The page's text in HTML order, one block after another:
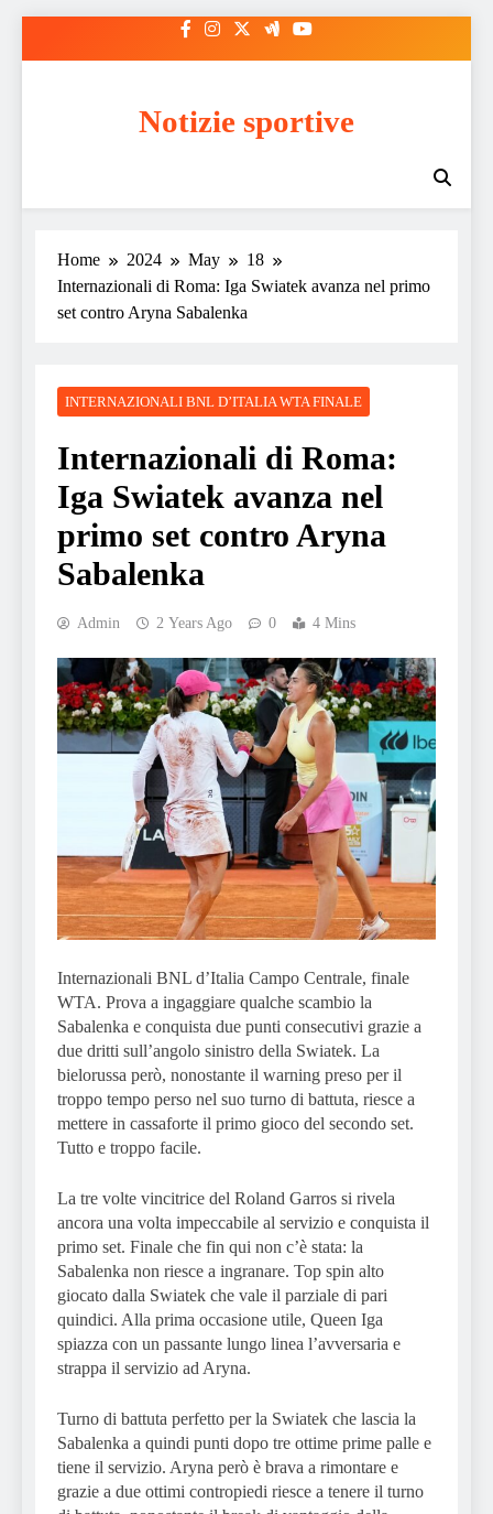
Notizie sportive
Home 2024 May
18
Internazionali di Roma: Iga Swiatek avanza nel primo
set contro Aryna Sabalenka
INTERNAZIONALI BNL D’ITALIA WTA FINALE
Internazionali di Roma:
Iga Swiatek avanza nel
primo set contro Aryna
Sabalenka
Admin 2 Years Ago 0 4 Mins
Internazionali BNL d’Italia Campo Centrale, finale
WTA. Prova a ingaggiare qualche scambio la
Sabalenka e conquista due punti consecutivi grazie a
due dritti sull’angolo sinistro della Swiatek. La
bielorussa però, nonostante il warning preso per il
troppo tempo perso nel suo turno di battuta, riesce a
mettere in cassaforte il primo gioco del secondo set.
Tutto e troppo facile.
La tre volte vincitrice del Roland Garros si rivela
ancora una volta impeccabile al servizio e conquista il
primo set. Finale che fin qui non c’è stata: la
Sabalenka non riesce a ingranare. Top spin alto
giocato dalla Swiatek che vale il parziale di pari
quindici. Alla prima occasione utile, Queen Iga
spiazza con un passante lungo linea l’avversaria e
strappa il servizio ad Aryna.
Turno di battuta perfetto per la Swiatek che lascia la
Sabalenka a quindi punti dopo tre ottime prime palle e
tiene il servizio. Aryna però è brava a rimontare e
grazie a due ottimi contropiedi riesce a tenere il turno